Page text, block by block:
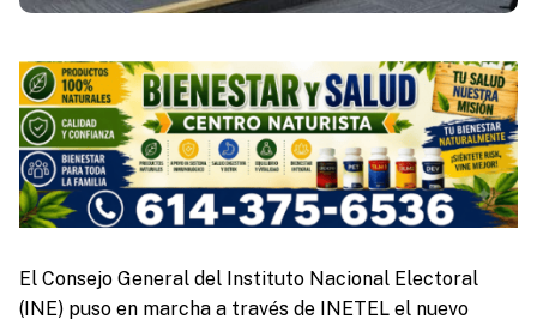
El Consejo General del Instituto Nacional Electoral
(INE) puso en marcha a través de INETEL el nuevo